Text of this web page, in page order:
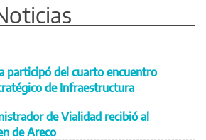
participó del cuarto encuentro
de Infraestructura
de Vialidad recibió al
de Areco